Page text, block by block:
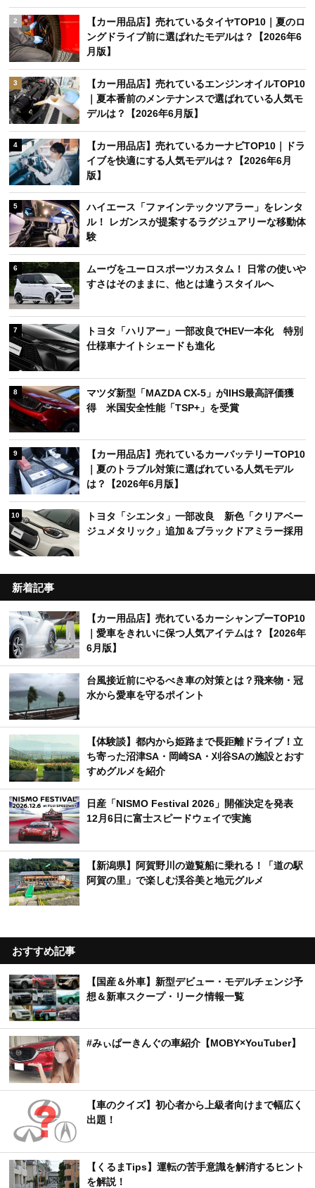
2
【カー用品店】売れているタイヤTOP10｜夏のロ
ングドライブ前に選ばれたモデルは？【2026年6
月版】
3
【カー用品店】売れているエンジンオイルTOP10
｜夏本番前のメンテナンスで選ばれている人気モ
デルは？【2026年6月版】
4
【カー用品店】売れているカーナビTOP10｜ドラ
イブを快適にする人気モデルは？【2026年6月
版】
5
ハイエース「ファインテックツアラー」をレンタ
ル！ レガンスが提案するラグジュアリーな移動体
験
6
ムーヴをユーロスポーツカスタム！ 日常の使いや
すさはそのままに、他とは違うスタイルへ
7
トヨタ「ハリアー」一部改良でHEV一本化 特別
仕様車ナイトシェードも進化
8
マツダ新型「MAZDA CX-5」がIIHS最高評価獲
得 米国安全性能「TSP+」を受賞
9
【カー用品店】売れているカーバッテリーTOP10
｜夏のトラブル対策に選ばれている人気モデル
は？【2026年6月版】
10
トヨタ「シエンタ」一部改良 新色「クリアベー
ジュメタリック」追加＆ブラックドアミラー採用
新着記事
【カー用品店】売れているカーシャンプーTOP10
｜愛車をきれいに保つ人気アイテムは？【2026年
6月版】
台風接近前にやるべき車の対策とは？飛来物・冠
水から愛車を守るポイント
【体験談】都内から姫路まで長距離ドライブ！立
ち寄った沼津SA・岡崎SA・刈谷SAの施設とおす
すめグルメを紹介
日産「NISMO Festival 2026」開催決定を発表
12月6日に富士スピードウェイで実施
【新潟県】阿賀野川の遊覧船に乗れる！「道の駅
阿賀の里」で楽しむ渓谷美と地元グルメ
おすすめ記事
【国産＆外車】新型デビュー・モデルチェンジ予
想＆新車スクープ・リーク情報一覧
#みぃぱーきんぐの車紹介【MOBY×YouTuber】
【車のクイズ】初心者から上級者向けまで幅広く
出題！
【くるまTips】運転の苦手意識を解消するヒント
を解説！